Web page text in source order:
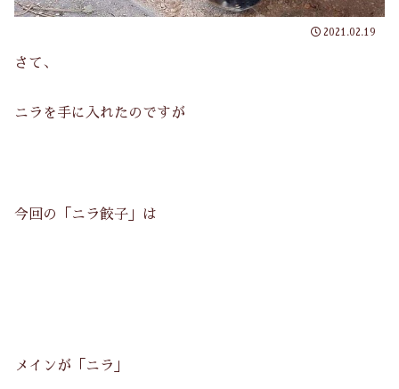
2021.02.19
さて、
ニラを手に入れたのですが
今回の「ニラ餃子」は
メインが「ニラ」